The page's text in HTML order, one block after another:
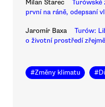
Milan Starec
Turówské
první na ráně, odepsaní
Jaromír Baxa
Turów:
o životní prostředí
#Změny klimatu #